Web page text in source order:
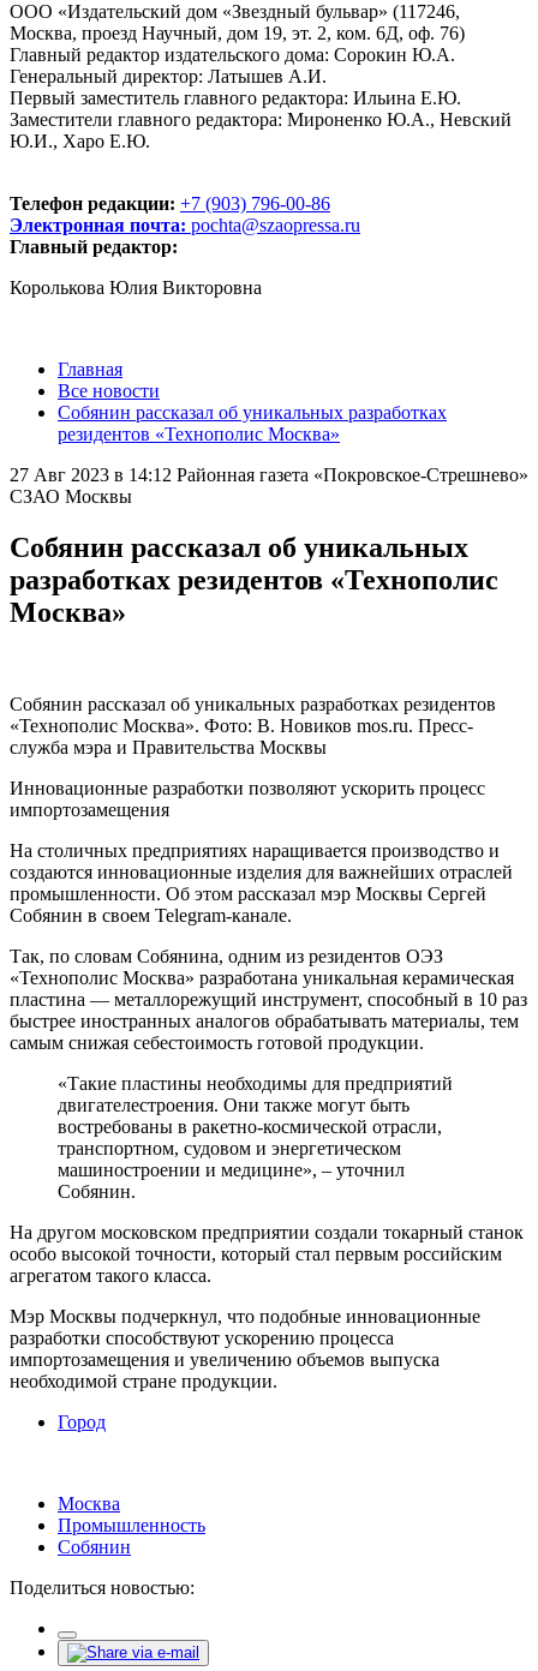
ООО «Издательский дом «Звездный бульвар» (117246,
Москва, проезд Научный, дом 19, эт. 2, ком. 6Д, оф. 76)
Главный редактор издательского дома: Сорокин Ю.А.
Генеральный директор: Латышев А.И.
Первый заместитель главного редактора: Ильина Е.Ю.
Заместители главного редактора: Мироненко Ю.А., Невский
Ю.И., Харо Е.Ю.
Телефон редакции: +7 (903) 796-00-86
Электронная почта: pochta@szaopressa.ru
Главный редактор:
Королькова Юлия Викторовна
Главная
Все новости
Собянин рассказал об уникальных разработках
резидентов «Технополис Москва»
27 Авг 2023 в 14:12 Районная газета «Покровское-Стрешнево»
СЗАО Москвы
Собянин рассказал об уникальных
разработках резидентов «Технополис
Москва»
Собянин рассказал об уникальных разработках резидентов
«Технополис Москва». Фото: В. Новиков mos.ru. Пресс-
служба мэра и Правительства Москвы
Инновационные разработки позволяют ускорить процесс
импортозамещения
На столичных предприятиях наращивается производство и
создаются инновационные изделия для важнейших отраслей
промышленности. Об этом рассказал мэр Москвы Сергей
Собянин в своем Telegram-канале.
Так, по словам Собянина, одним из резидентов ОЭЗ
«Технополис Москва» разработана уникальная керамическая
пластина — металлорежущий инструмент, способный в 10 раз
быстрее иностранных аналогов обрабатывать материалы, тем
самым снижая себестоимость готовой продукции.
«Такие пластины необходимы для предприятий
двигателестроения. Они также могут быть
востребованы в ракетно-космической отрасли,
транспортном, судовом и энергетическом
машиностроении и медицине», – уточнил
Собянин.
На другом московском предприятии создали токарный станок
особо высокой точности, который стал первым российским
агрегатом такого класса.
Мэр Москвы подчеркнул, что подобные инновационные
разработки способствуют ускорению процесса
импортозамещения и увеличению объемов выпуска
необходимой стране продукции.
Город
Москва
Промышленность
Собянин
Поделиться новостью: